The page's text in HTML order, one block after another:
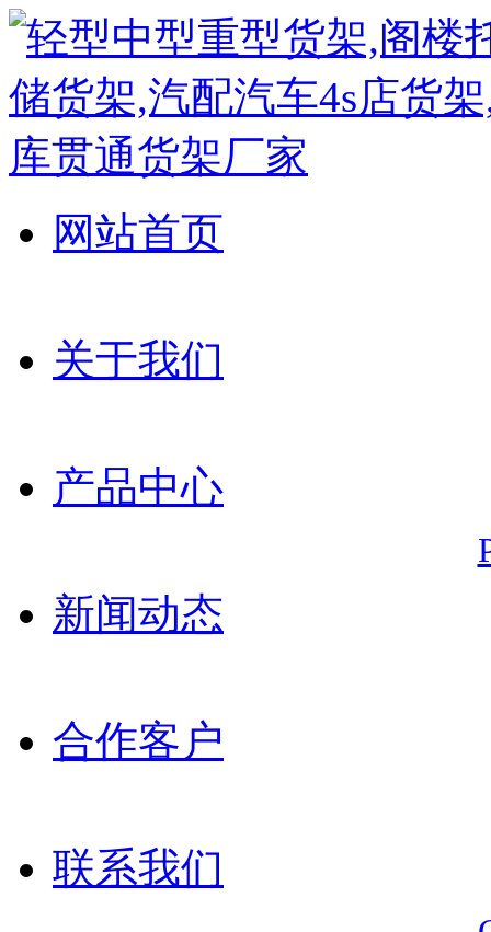
网站首页
关于我们
产品中心
新闻动态
合作客户
联系我们